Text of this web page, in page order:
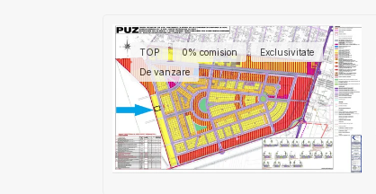
TOP 0% comision
Exclusivitate
De vanzare